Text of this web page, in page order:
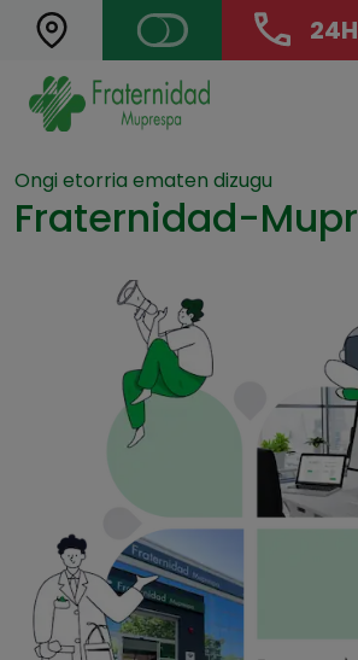
24H
Landing Main
Ongi etorria ematen dizugu
Fraternidad-